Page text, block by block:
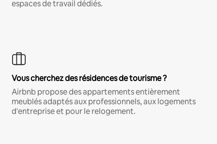
espaces de travail dédiés.
Vous cherchez des résidences de tourisme ?
Airbnb propose des appartements entièrement
meublés adaptés aux professionnels, aux logements
d'entreprise et pour le relogement.